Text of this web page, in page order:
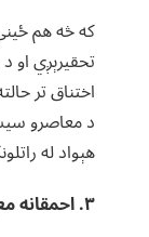
که څه هم
تحقیرېږي
اختناق تر
د معاصرو
هېواد له
۳. احمقانه معیارونه